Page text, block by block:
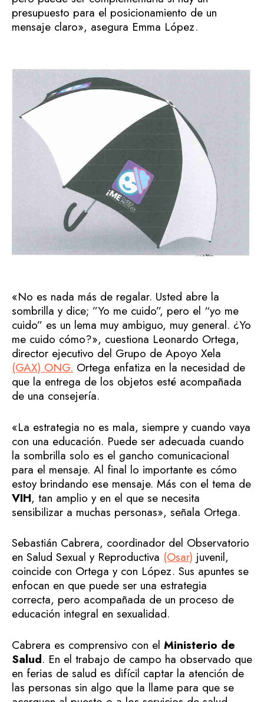
presupuesto para el posicionamiento de un
mensaje claro», asegura Emma López.
«No es nada más de regalar. Usted abre la
sombrilla y dice; ”Yo me cuido”, pero el “yo me
cuido” es un lema muy ambiguo, muy general. ¿Yo
me cuido cómo?», cuestiona Leonardo Ortega,
director ejecutivo del Grupo de Apoyo Xela
(GAX) ONG. Ortega enfatiza en la necesidad de
que la entrega de los objetos esté acompañada
de una consejería.
«La estrategia no es mala, siempre y cuando vaya
con una educación. Puede ser adecuada cuando
la sombrilla solo es el gancho comunicacional
para el mensaje. Al final lo importante es cómo
estoy brindando ese mensaje. Más con el tema de
VIH, tan amplio y en el que se necesita
sensibilizar a muchas personas», señala Ortega.
Sebastián Cabrera, coordinador del Observatorio
en Salud Sexual y Reproductiva (Osar) juvenil,
coincide con Ortega y con López. Sus apuntes se
enfocan en que puede ser una estrategia
correcta, pero acompañada de un proceso de
educación integral en sexualidad.
Cabrera es comprensivo con el Ministerio de
Salud. En el trabajo de campo ha observado que
en ferias de salud es difícil captar la atención de
las personas sin algo que la llame para que se